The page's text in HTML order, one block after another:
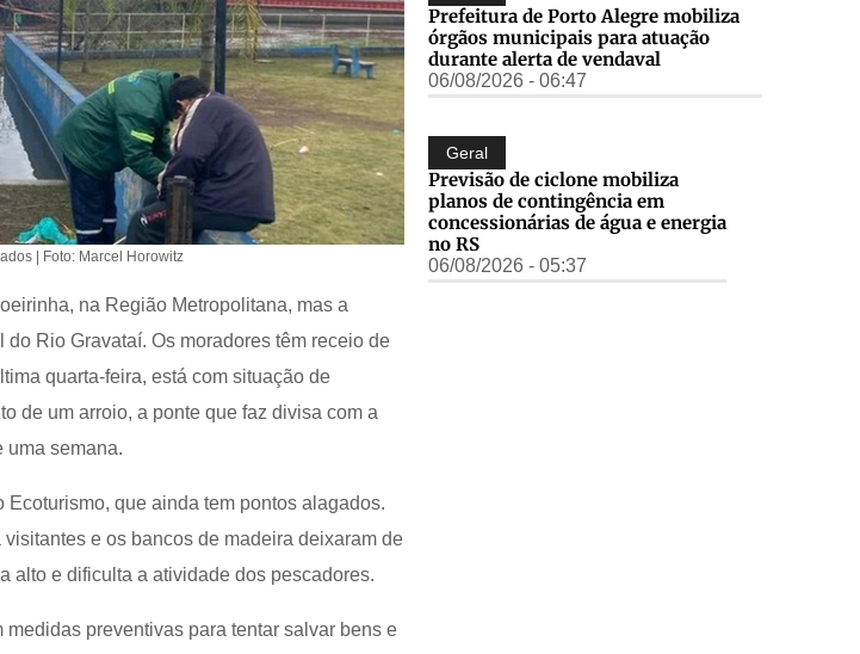
| Foto: Marcel Horowitz
na Região Metropolitana, mas a
Rio Gravataí. Os moradores têm receio de
quarta-feira, está com situação de
de um arroio, a ponte que faz divisa com a
uma semana.
que ainda tem pontos alagados.
e os bancos de madeira deixaram de
alto e dificulta a atividade dos pescadores.
preventivas para tentar salvar bens e
Prefeitura de Porto Alegre mobiliza
órgãos municipais para atuação
durante alerta de vendaval
06/08/2026 - 06:47
Geral
Previsão de ciclone mobiliza
planos de contingência em
concessionárias de água e energia
no RS
06/08/2026 - 05:37